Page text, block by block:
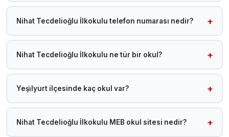
Nihat Tecdelioğlu İlkokulu, Malatya Yeşi̇lyurt ilçesinde yer
almaktadır.
Nihat Tecdelioğlu İlkokulu telefon numarası nedir?
Telefon bilgisi sisteme henüz eklenmemiştir. MEB okul
sitesini ziyaret edebilirsiniz.
Nihat Tecdelioğlu İlkokulu ne tür bir okul?
Nihat Tecdelioğlu İlkokulu, MEB'e bağlı bir İlkokul olup
Malatya Yeşi̇lyurt ilçesinde 2026 yılında eğitim-öğretime
Yeşi̇lyurt ilçesinde kaç okul var?
Malatya Yeşi̇lyurt ilçesinde toplam 228 okul bulunmaktadır.
Tüm Yeşi̇lyurt okullarına /malatya-okullar?
Nihat Tecdelioğlu İlkokulu MEB okul sitesi nedir?